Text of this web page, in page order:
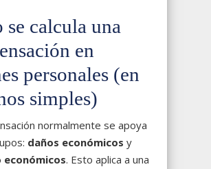
se calcula una
en
personales (en
simples)
normalmente se apoya
daños económicos y
económicos. Esto aplica a una